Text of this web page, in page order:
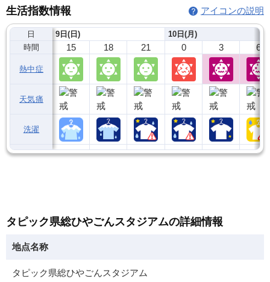
生活指数情報 アイコンの説明
日
時間
熱中症
天気痛
洗濯
9日(日)
15 18 21
10日(月)
0 3 6
タピック県総ひやごんスタジアムの詳細情報
地点名称
タピック県総ひやごんスタジアム